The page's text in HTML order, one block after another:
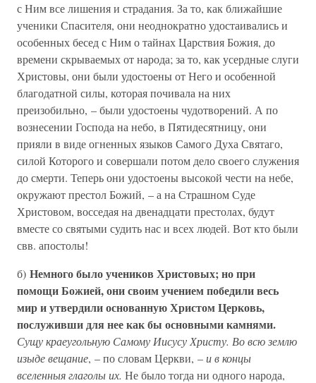
с Ним все лишения и страдания. За то, как ближайшие
ученики Спасителя, они неоднократно удостаивались и
особенных бесед с Ним о тайнах Царствия Божия, до
времени скрываемых от народа; за то, как усердные слуги
Христовы, они были удостоены от Него и особенной
благодатной силы, которая почивала на них
преизобильно, – были удостоены чудотворений. А по
вознесении Господа на небо, в Пятидесятницу, они
прияли в виде огненных языков Самого Духа Святаго,
силой Которого и совершали потом дело своего служения
до смерти. Теперь они удостоены высокой чести на небе,
окружают престол Божий, – а на Страшном Суде
Христовом, восседая на двенадцати престолах, будут
вместе со святыми судить нас и всех людей. Вот кто были
свв. апостолы!
б) Немного было учеников Христовых; но при
помощи Божией, они своим учением победили весь
мир и утвердили основанную Христом Церковь,
послуживши для нее как бы основными камнями.
Сущу краеугольную Самому Иисусу Христу. Во всю землю
изыде вещание, – по словам Церкви, –и в концы
вселенныя глаголы их. Не было тогда ни одного народа,